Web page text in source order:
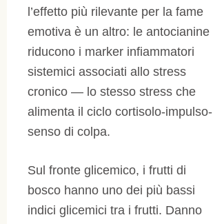
l’effetto più rilevante per la fame
emotiva è un altro: le antocianine
riducono i marker infiammatori
sistemici associati allo stress
cronico — lo stesso stress che
alimenta il ciclo cortisolo-impulso-
senso di colpa.
Sul fronte glicemico, i frutti di
bosco hanno uno dei più bassi
indici glicemici tra i frutti. Danno